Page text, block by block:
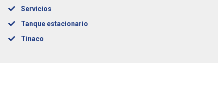
Servicios
Tanque estacionario
Tinaco